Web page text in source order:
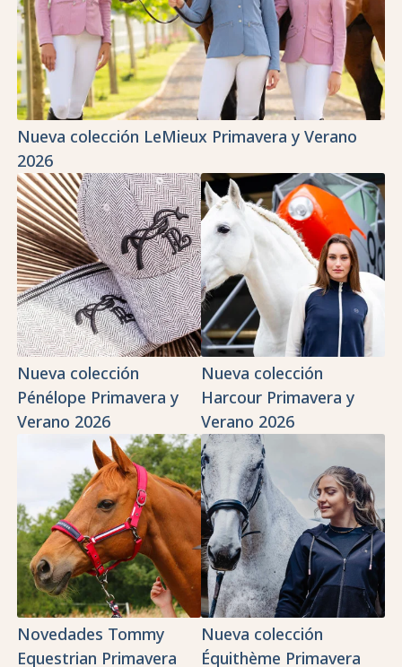
Nueva colección LeMieux Primavera y Verano
2026
Nueva colección
Pénélope Primavera y
Verano 2026
Nueva colección
Harcour Primavera y
Verano 2026
Novedades Tommy
Equestrian Primavera
Nueva colección
Équithème Primavera